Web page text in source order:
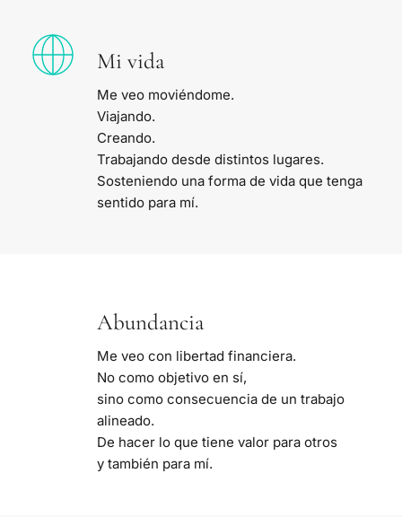
Mi vida
Me veo moviéndome.
Viajando.
Creando.
Trabajando desde distintos lugares.
Sosteniendo una forma de vida que tenga
sentido para mí.
Abundancia
Me veo con libertad financiera.
No como objetivo en sí,
sino como consecuencia de un trabajo
alineado.
De hacer lo que tiene valor para otros
y también para mí.